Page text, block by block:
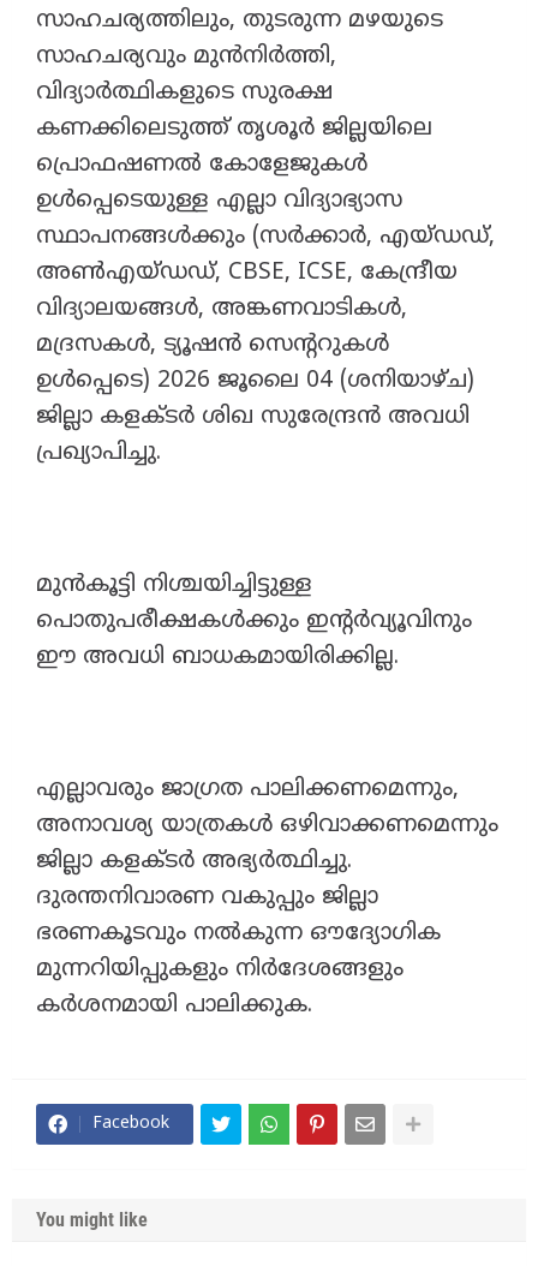
സാഹചര്യത്തിലും, തുടരുന്ന മഴയുടെ
സാഹചര്യവും മുൻനിർത്തി,
വിദ്യാർത്ഥികളുടെ സുരക്ഷ
കണക്കിലെടുത്ത് തൃശൂർ ജില്ലയിലെ
പ്രൊഫഷണൽ കോളേജുകൾ
ഉൾപ്പെടെയുള്ള എല്ലാ വിദ്യാഭ്യാസ
സ്ഥാപനങ്ങൾക്കും (സർക്കാർ, എയ്ഡഡ്,
അൺഎയ്ഡഡ്, CBSE, ICSE, കേന്ദ്രീയ
വിദ്യാലയങ്ങൾ, അങ്കണവാടികൾ,
മദ്രസകൾ, ട്യൂഷൻ സെന്ററുകൾ
ഉൾപ്പെടെ) 2026 ജൂലൈ 04 (ശനിയാഴ്ച)
ജില്ലാ കളക്‌ടർ ശിഖ സുരേന്ദ്രൻ അവധി
പ്രഖ്യാപിച്ചു.
മുൻകൂട്ടി നിശ്ചയിച്ചിട്ടുള്ള
പൊതുപരീക്ഷകൾക്കും ഇന്റർവ്യൂവിനും
ഈ അവധി ബാധകമായിരിക്കില്ല.
എല്ലാവരും ജാഗ്രത പാലിക്കണമെന്നും,
അനാവശ്യ യാത്രകൾ ഒഴിവാക്കണമെന്നും
ജില്ലാ കളക്ടർ അഭ്യർത്ഥിച്ചു.
ദുരന്തനിവാരണ വകുപ്പും ജില്ലാ
ഭരണകൂടവും നൽകുന്ന ഔദ്യോഗിക
മുന്നറിയിപ്പുകളും നിർദേശങ്ങളും
കർശനമായി പാലിക്കുക.
Facebook
You might like